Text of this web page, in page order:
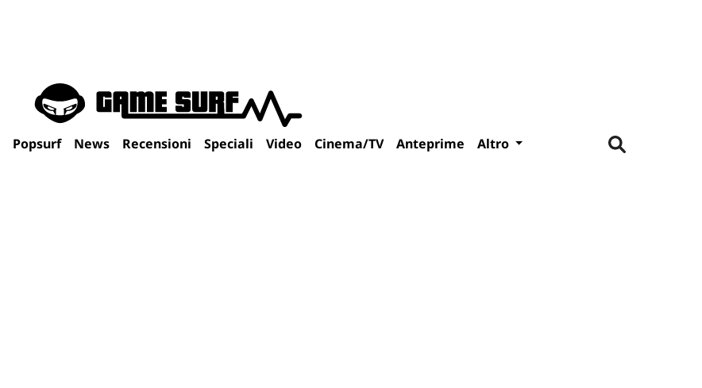
Popsurf News Recensioni Speciali Video Cinema/TV Anteprime Altro